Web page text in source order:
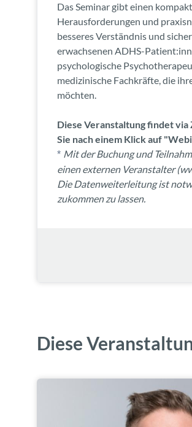
Das Seminar gibt einen
Herausforderungen und
besseres Verständnis und
erwachsenen ADHS-
psychologische
medizinische Fachkräfte, die
möchten.
Diese Veranstaltung findet via
Sie nach einem Klick auf
* Mit der Buchung und
einen externen Veranstalter
Die Datenweiterleitung ist
zukommen zu lassen.
Diese